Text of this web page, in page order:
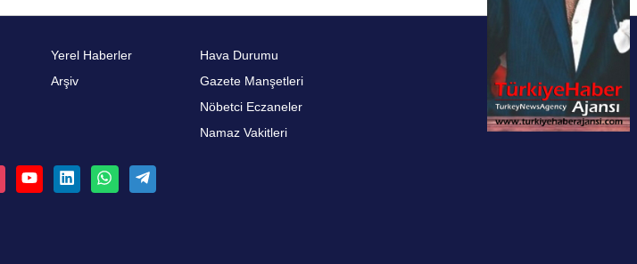
Yerel Haberler
Arşiv
Hava Durumu
Gazete Manşetleri
Nöbetci Eczaneler
Namaz Vakitleri